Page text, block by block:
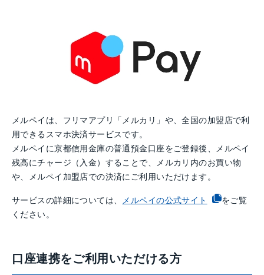
メルペイは、フリマアプリ「メルカリ」や、全国の加盟店で利
用できるスマホ決済サービスです。
メルペイに京都信用金庫の普通預金口座をご登録後、メルペイ
残高にチャージ（入金）することで、メルカリ内のお買い物
や、メルペイ加盟店での決済にご利用いただけます。
サービスの詳細については、 メルペイの公式サイト
をご覧
ください。
口座連携をご利用いただける方